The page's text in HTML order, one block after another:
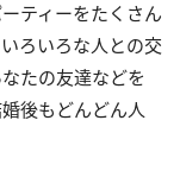
ティーをたくさん
ろいろな人との交
たの友達などを
後もどんどん人